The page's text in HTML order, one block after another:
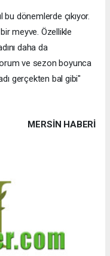
dönemlerde çıkıyor.
meyve. Özellikle
daha da
ve sezon boyunca
gerçekten bal gibi"
MERSIN HABERİ